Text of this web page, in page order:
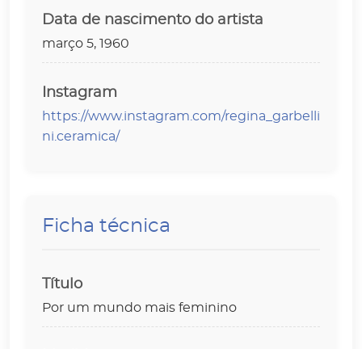
Data de nascimento do artista
março 5, 1960
Instagram
https://www.instagram.com/regina_garbelli
ni.ceramica/
Ficha técnica
Título
Por um mundo mais feminino